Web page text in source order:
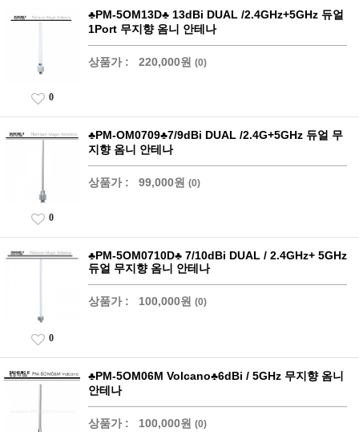
♣PM-5OM13D♣ 13dBi DUAL /2.4GHz+5GHz 듀얼
1Port 무지향 옴니 안테나
상품가 : 220,000원 (0)
0
♣PM-OM0709♣7/9dBi DUAL /2.4G+5GHz 듀얼 무
지향 옴니 안테나
상품가 : 99,000원 (0)
0
♣PM-5OM0710D♣ 7/10dBi DUAL / 2.4GHz+ 5GHz
듀얼 무지향 옴니 안테나
상품가 : 100,000원 (0)
0
♣PM-5OM06M Volcano♣6dBi / 5GHz 무지향 옴니
안테나
상품가 : 100,000원 (0)